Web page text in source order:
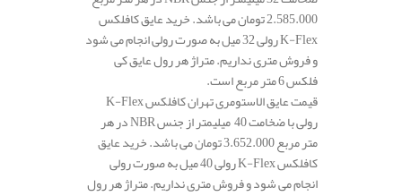
2.585.000 تومان می باشد. خرید عایق کافلکس
K-Flex رولی 32 میل به صورت رولی انجام می شود
و فروش متری نداریم. متراژ هر رول عایق کی
فلکس 6 متر مربع است.
قیمت عایق الاستومری تهران کافلکس K-Flex
رولی با ضخامت 40 میلیمتر از جنس NBR در هر
متر مربع 3.652.000 تومان می باشد. خرید عایق
کافلکس K-Flex رولی 40 میل به صورت رولی
انجام می شود و فروش متری نداریم. متراژ هر رول